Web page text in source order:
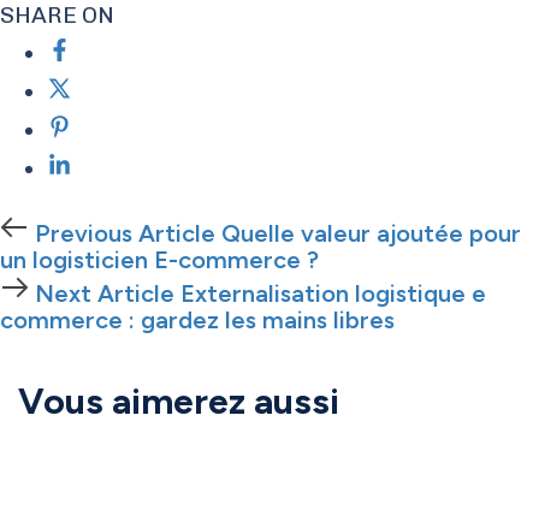
SHARE ON
Previous
Article
Previous Article Quelle valeur ajoutée pour
un logisticien E-commerce​ ?
Next
Article
Next Article Externalisation logistique e
commerce : gardez les mains libres
Vous aimerez aussi